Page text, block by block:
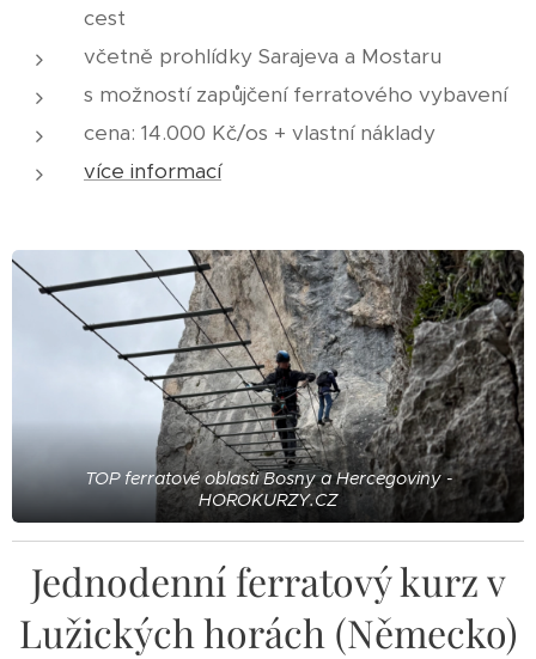
cest
včetně prohlídky Sarajeva a Mostaru
s možností zapůjčení ferratového vybavení
cena: 14.000 Kč/os + vlastní náklady
více informací
TOP ferratové oblasti Bosny a Hercegoviny -
HOROKURZY.CZ
Jednodenní ferratový kurz v
Lužických horách (Německo)